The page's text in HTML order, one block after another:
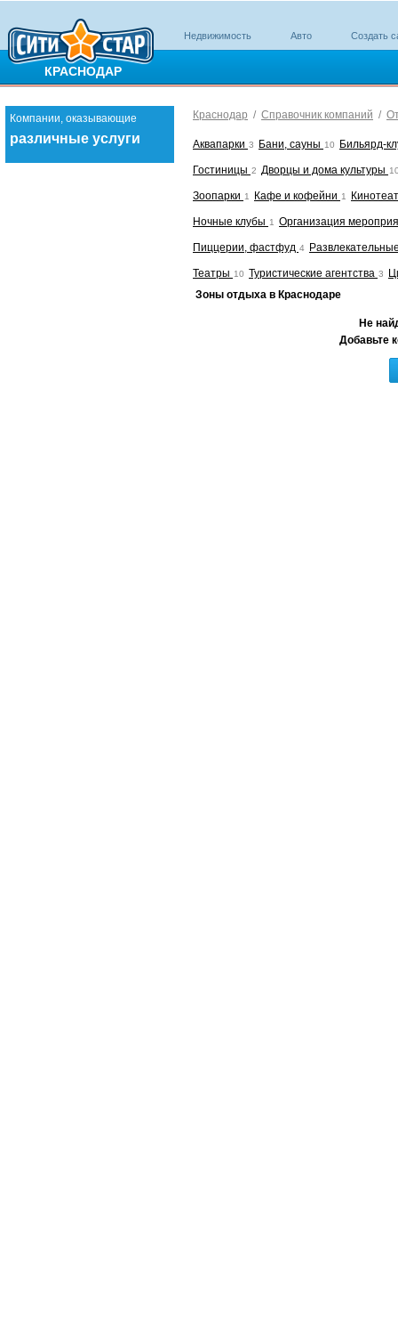
КРАСНОДАР
Недвижимость Авто Создать
Компании, оказывающие
различные услуги
Краснодар / Справочник компаний /
Аквапарки 3 Бани, сауны 10 Бильярд-
Гостиницы 2 Дворцы и дома культуры
Зоопарки 1 Кафе и кофейни 1
Ночные клубы 1 Организация
Пиццерии, фастфуд 4
Театры 10 Туристические агентства 3
Зоны отдыха в Краснодаре
Не
Добавьте